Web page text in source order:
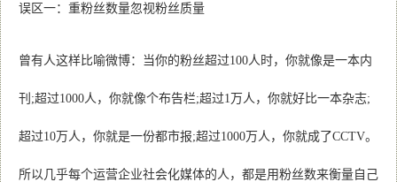
误区一：重粉丝数量忽视粉丝质量
曾有人这样比喻微博：当你的粉丝超过100人时，你就像是一本内
刊;超过1000人，你就像个布告栏;超过1万人，你就好比一本杂志;
超过10万人，你就是一份都市报;超过1000万人，你就成了CCTV。
所以几乎每个运营企业社会化媒体的人，都是用粉丝数来衡量自己